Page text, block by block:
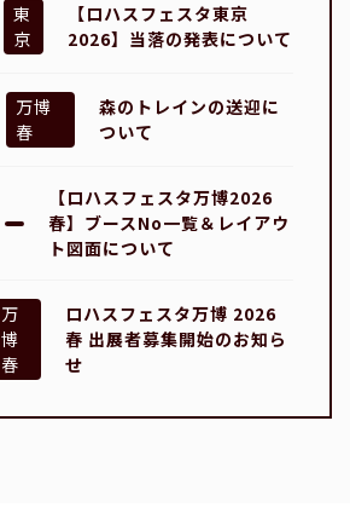
東
京
【ロハスフェスタ東京
2026】当落の発表について
万博
春
森のトレインの送迎に
ついて
【ロハスフェスタ万博2026
春】ブースNo一覧＆レイアウ
ト図面について
万
博
春
ロハスフェスタ万博 2026
春 出展者募集開始のお知ら
せ